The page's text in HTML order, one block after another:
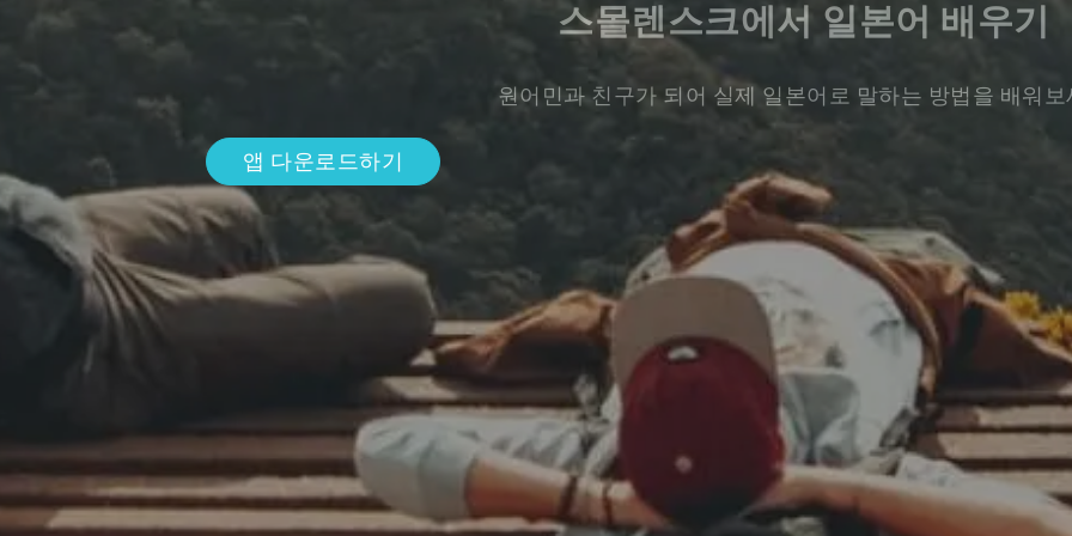
스몰렌스크에서 일본어 배우기
원어민과 친구가 되어 실제 일본어로 말하는 방법을 배워보
앱 다운로드하기